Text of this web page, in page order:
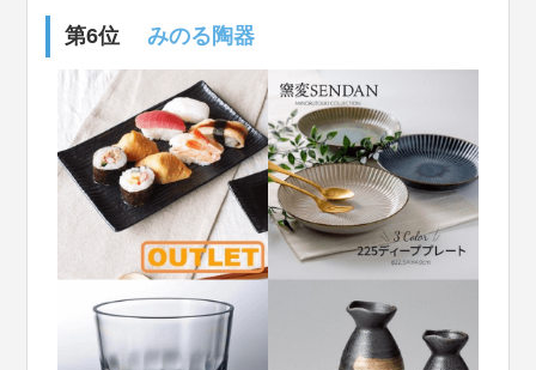
第6位 みのる陶器